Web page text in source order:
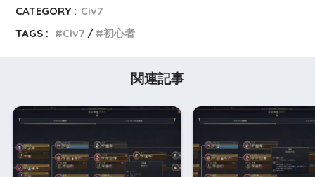
CATEGORY : Civ7
TAGS :
Civ7 初心者
関連記事